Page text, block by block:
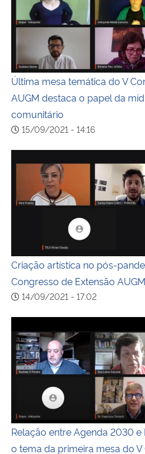
Última mesa temática do V
AUGM destaca o papel da
comunitário
15/09/2021 - 14:16
Criação artística no pós-
Congresso de Extensão AUGM
14/09/2021 - 17:02
Relação entre Agenda 2030
o tema da primeira mesa do